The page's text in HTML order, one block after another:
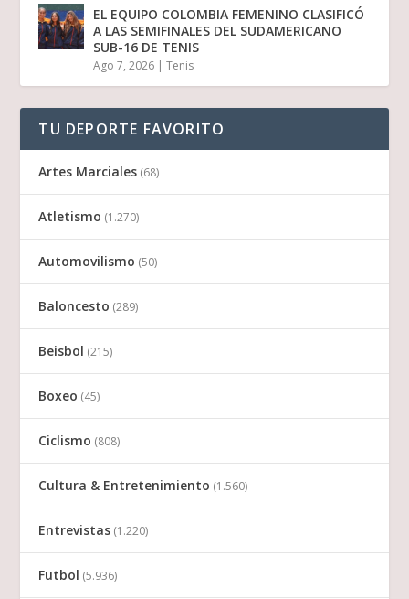
EL EQUIPO COLOMBIA FEMENINO CLASIFICÓ
A LAS SEMIFINALES DEL SUDAMERICANO
SUB-16 DE TENIS
Ago 7, 2026 |Tenis
TU DEPORTE FAVORITO
Artes Marciales (68)
Atletismo (1.270)
Automovilismo (50)
Baloncesto (289)
Beisbol (215)
Boxeo (45)
Ciclismo (808)
Cultura & Entretenimiento (1.560)
Entrevistas (1.220)
Futbol (5.936)